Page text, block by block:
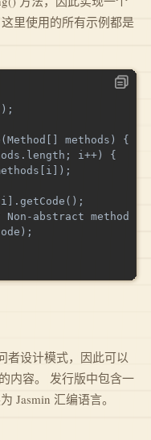
里使用的所有示例都是
methods) {
i++) {
Non-abstract method
者设计模式，因此可以
内容。 发行版中包含一
Jasmin 汇编语言。